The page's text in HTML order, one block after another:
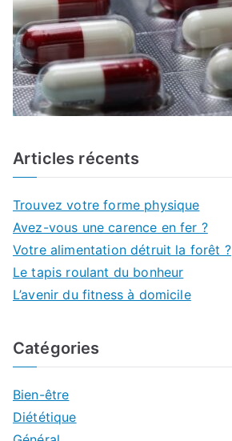
Articles récents
Trouvez votre forme physique
Avez-vous une carence en fer ?
Votre alimentation détruit la forêt ?
Le tapis roulant du bonheur
L’avenir du fitness à domicile
Catégories
Bien-être
Diététique